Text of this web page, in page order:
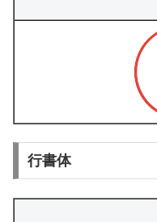
行書体